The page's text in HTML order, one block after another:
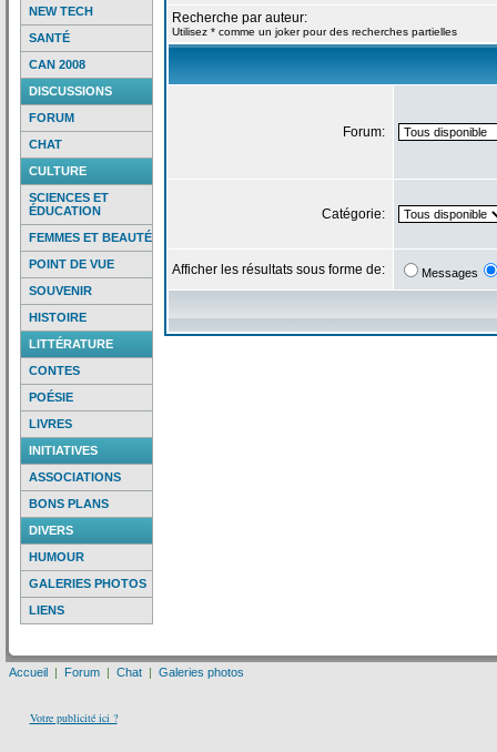
NEW TECH
SANTÉ
CAN 2008
DISCUSSIONS
FORUM
CHAT
CULTURE
SCIENCES ET
ÉDUCATION
FEMMES ET BEAUTÉ
POINT DE VUE
SOUVENIR
HISTOIRE
LITTÉRATURE
CONTES
POÉSIE
LIVRES
INITIATIVES
ASSOCIATIONS
BONS PLANS
DIVERS
HUMOUR
GALERIES PHOTOS
LIENS
Recherche par auteur:
Utilisez * comme un joker pour des recherches partielles
Forum:
Catégorie:
Afficher les résultats sous forme de: Messages
Accueil | Forum | Chat | Galeries photos
Votre publicité ici ?